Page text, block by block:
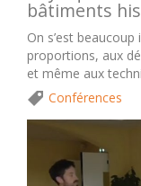
bâtiments
On s’est
proportions, aux
et même aux
Conférences